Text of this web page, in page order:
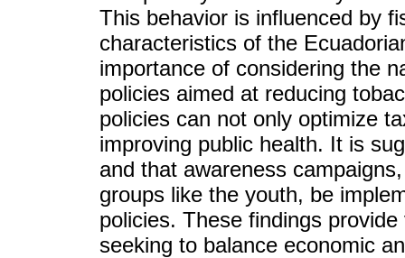
This behavior is influenced by
characteristics of the
importance of considering the
policies aimed at reducing
policies can not only optimize
improving public health. It is
and that awareness
groups like the youth, be
policies. These findings
seeking to balance economic